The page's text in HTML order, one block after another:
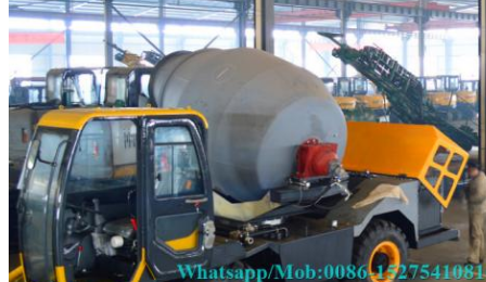
আমরা শীঘ্রই আপনাকে আবার কল